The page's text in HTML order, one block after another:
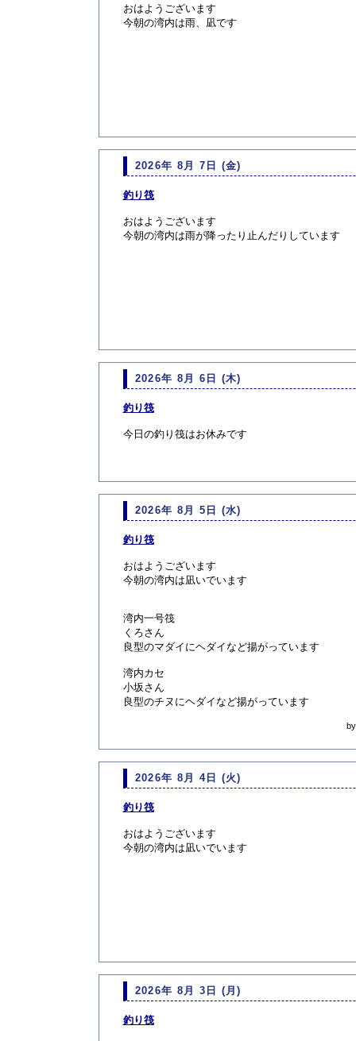
おはようございます
今朝の湾内は雨、凪です
2026年 8月 7日 (金)
釣り筏
おはようございます
今朝の湾内は雨が降ったり止んだりしています
2026年 8月 6日 (木)
釣り筏
今日の釣り筏はお休みです
2026年 8月 5日 (水)
釣り筏
おはようございます
今朝の湾内は凪いでいます
湾内一号筏
くろさん
良型のマダイにヘダイなど揚がっています
湾内カセ
小坂さん
良型のチヌにヘダイなど揚がっています
2026年 8月 4日 (火)
釣り筏
おはようございます
今朝の湾内は凪いでいます
2026年 8月 3日 (月)
釣り筏